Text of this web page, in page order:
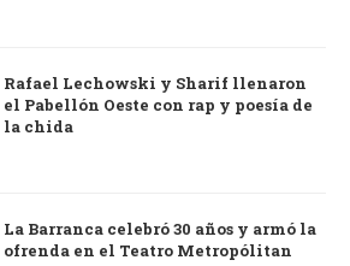
Rafael Lechowski y Sharif llenaron
el Pabellón Oeste con rap y poesía de
la chida
La Barranca celebró 30 años y armó la
ofrenda en el Teatro Metropólitan